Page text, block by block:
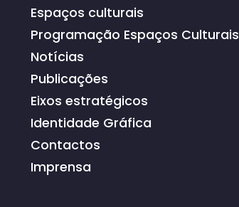
Espaços culturais
Programação Espaços Culturais
Notícias
Publicações
Eixos estratégicos
Identidade Gráfica
Contactos
Imprensa